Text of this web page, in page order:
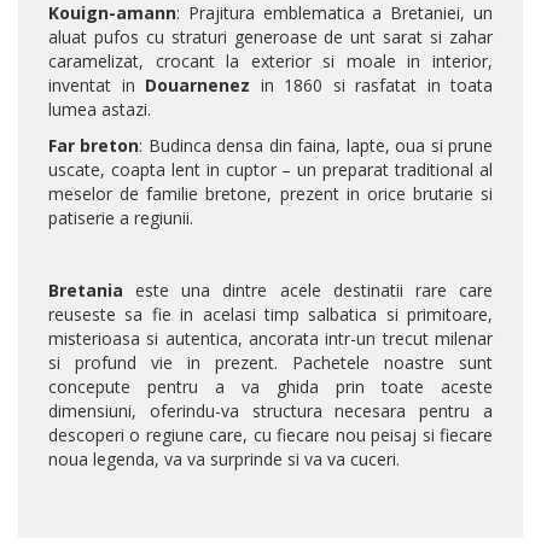
Kouign-amann: Prajitura emblematica a Bretaniei, un
aluat pufos cu straturi generoase de unt sarat si zahar
caramelizat, crocant la exterior si moale in interior,
inventat in Douarnenez in 1860 si rasfatat in toata
lumea astazi.
Far breton: Budinca densa din faina, lapte, oua si prune
uscate, coapta lent in cuptor – un preparat traditional al
meselor de familie bretone, prezent in orice brutarie si
patiserie a regiunii.
Bretania este una dintre acele destinatii rare care
reuseste sa fie in acelasi timp salbatica si primitoare,
misterioasa si autentica, ancorata intr-un trecut milenar
si profund vie in prezent. Pachetele noastre sunt
concepute pentru a va ghida prin toate aceste
dimensiuni, oferindu-va structura necesara pentru a
descoperi o regiune care, cu fiecare nou peisaj si fiecare
noua legenda, va va surprinde si va va cuceri.